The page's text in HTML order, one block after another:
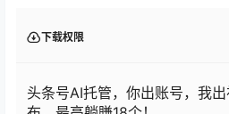
下载权限
头条号AI托管，你出账号，我